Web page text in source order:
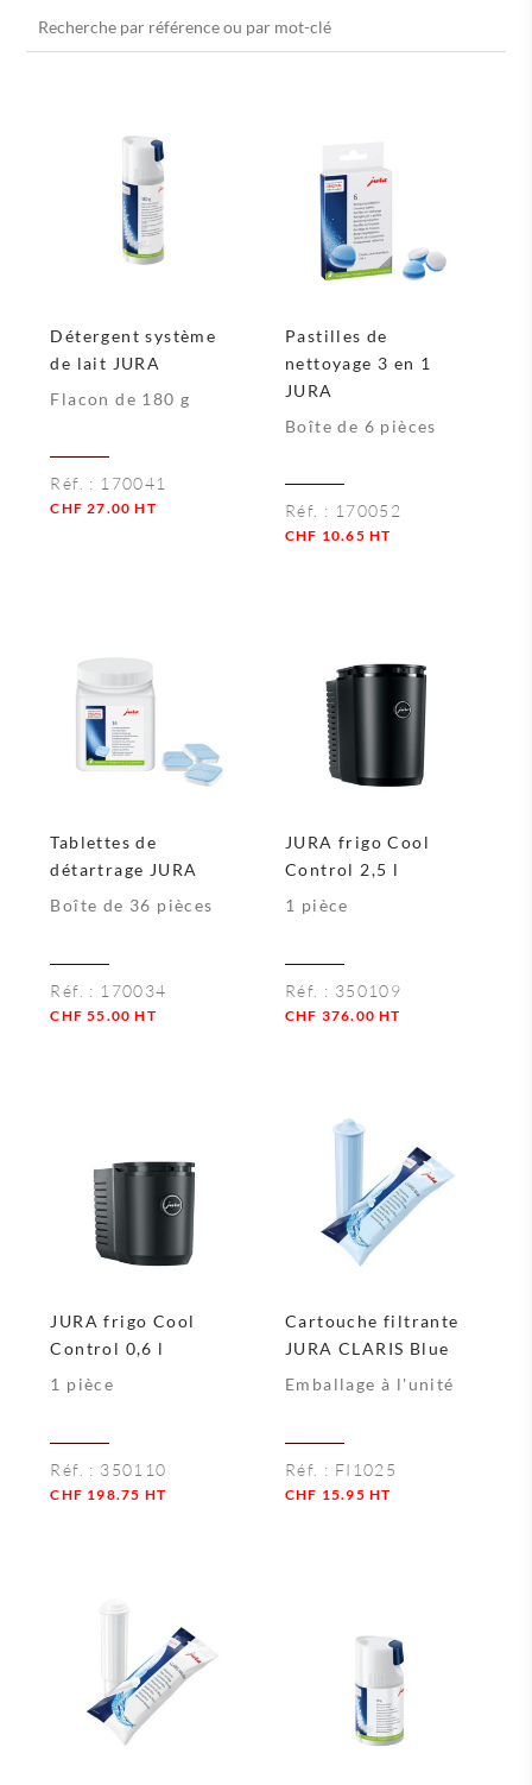
pour :
Détergent système
de lait JURA
Flacon de 180 g
Réf. : 170041
CHF 27.00 HT
Pastilles de
nettoyage 3 en 1
JURA
Boîte de 6 pièces
Réf. : 170052
CHF 10.65 HT
Tablettes de
détartrage JURA
Boîte de 36 pièces
Réf. : 170034
CHF 55.00 HT
JURA frigo Cool
Control 2,5 l
1 pièce
Réf. : 350109
CHF 376.00 HT
JURA frigo Cool
Control 0,6 l
1 pièce
Réf. : 350110
CHF 198.75 HT
Cartouche filtrante
JURA CLARIS Blue
Emballage à l'unité
Réf. : FI1025
CHF 15.95 HT